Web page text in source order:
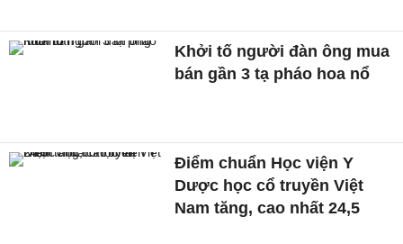
Khởi tố người đàn ông mua
bán gần 3 tạ pháo hoa nổ
Điểm chuẩn Học viện Y
Dược học cổ truyền Việt
Nam tăng, cao nhất 24,5